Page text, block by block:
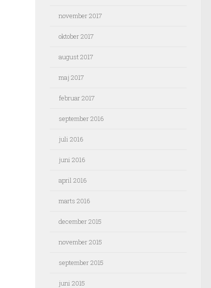
november 2017
oktober 2017
august 2017
maj 2017
februar 2017
september 2016
juli 2016
juni 2016
april 2016
marts 2016
december 2015
november 2015
september 2015
juni 2015